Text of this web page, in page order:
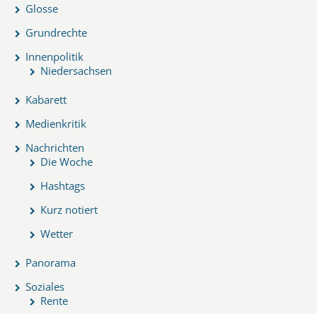
Glosse
Grundrechte
Innenpolitik
Niedersachsen
Kabarett
Medienkritik
Nachrichten
Die Woche
Hashtags
Kurz notiert
Wetter
Panorama
Soziales
Rente